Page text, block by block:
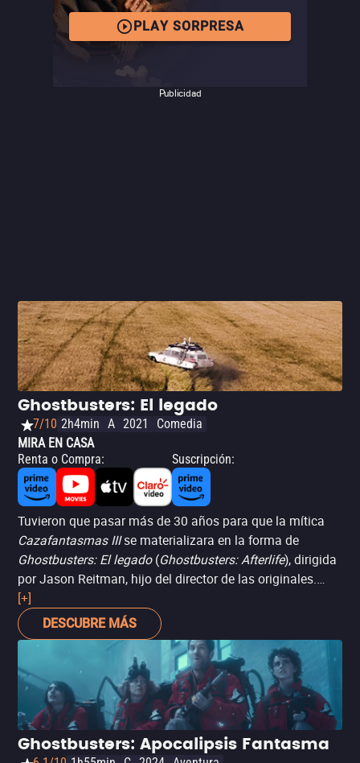
PLAY SORPRESA
Publicidad
Ghostbusters: El legado
7/10 2h4min A 2021
Comedia
MIRA EN CASA
Renta o Compra: Suscripción:
Tuvieron que pasar más de 30 años para que la mítica
Cazafantasmas IIIse materializara en la forma de
Ghostbusters: El legado(Ghostbusters: Afterlife), dirigida
por Jason Reitman, hijo del director de las originales.
Aquí la historia retoma con los descendientes de uno de
los cazafantasmas originales, Egon Spengler (el ya
difunto Harold Ramis), quienes descubren el pasado de
su abuelo y aprenden a cazar fantasmas por sí mismos y,
lógicamente, deben usar esas habilidades para evitar un
inminente Apocalipsis (ahora en cines y próximamente
en streaming).
[+]
DESCUBRE MÁS
Ghostbusters: Apocalipsis Fantasma